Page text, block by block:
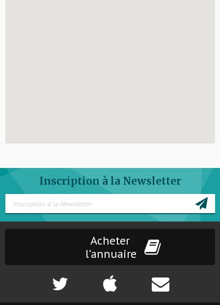
Inscription à la Newsletter
Acheter
l’annuaire